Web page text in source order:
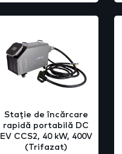
Stație de încărcare
rapidă portabilă DC
EV CCS2, 40 kW, 400V
(Trifazat)